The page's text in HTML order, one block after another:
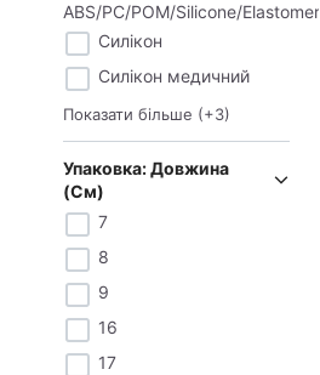
ABS/PC/POM/Silicone/Elastomer
Силікон
Силікон медичний
Показати більше (+3)
Упаковка: Довжина
(см)
7
8
9
16
17